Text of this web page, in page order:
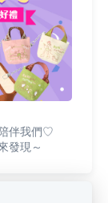
伴我們♡
發現～